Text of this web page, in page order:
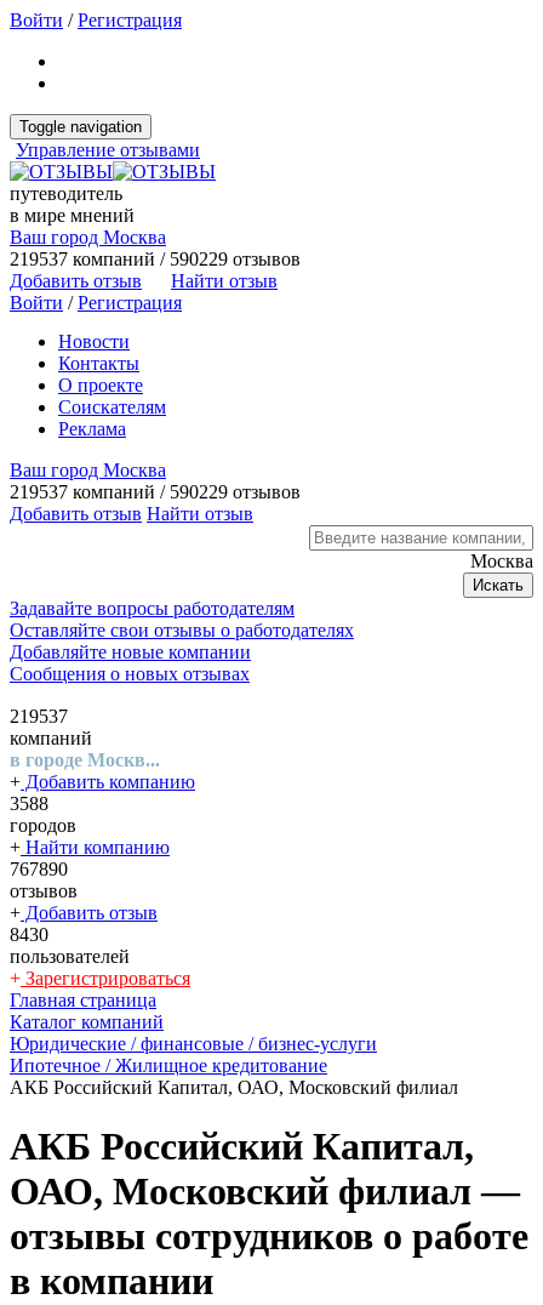
Войти /Регистрация
Toggle navigation
Управление отзывами
путеводитель
в мире мнений
Ваш город Москва
219537 компаний / 590229 отзывов
Добавить отзыв
Найти отзыв
Войти /Регистрация
Новости
Контакты
О проекте
Соискателям
Реклама
Ваш город Москва
219537 компаний / 590229 отзывов
Добавить отзыв Найти отзыв
Москва
Искать
Задавайте вопросы работодателям
Оставляйте свои отзывы о работодателях
Добавляйте новые компании
Сообщения о новых отзывах
219537
компаний
в городе Москв...
+ Добавить компанию
3588
городов
+ Найти компанию
767890
отзывов
+ Добавить отзыв
8430
пользователей
+ Зарегистрироваться
Главная страница
Каталог компаний
Юридические / финансовые / бизнес-услуги
Ипотечное / Жилищное кредитование
АКБ Российский Капитал, ОАО, Московский филиал
АКБ Российский Капитал,
ОАО, Московский филиал—
отзывы сотрудников о работе
в компании